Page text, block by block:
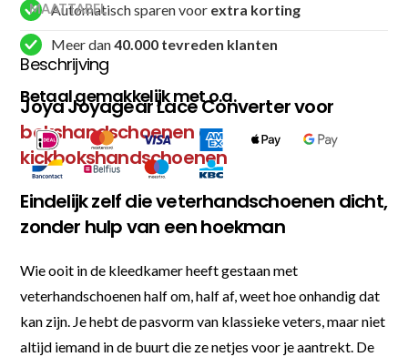
Automatisch sparen voor extra korting
Meer dan40.000 tevreden klanten
Betaal gemakkelijk met o.a.
MAATTABEL
Beschrijving
Joya Joyagear Lace Converter voor
bokshandschoenen en
kickbokshandschoenen
Eindelijk zelf die veterhandschoenen dicht,
zonder hulp van een hoekman
Wie ooit in de kleedkamer heeft gestaan met
veterhandschoenen half om, half af, weet hoe onhandig dat
kan zijn. Je hebt de pasvorm van klassieke veters, maar niet
altijd iemand in de buurt die ze netjes voor je aantrekt. De